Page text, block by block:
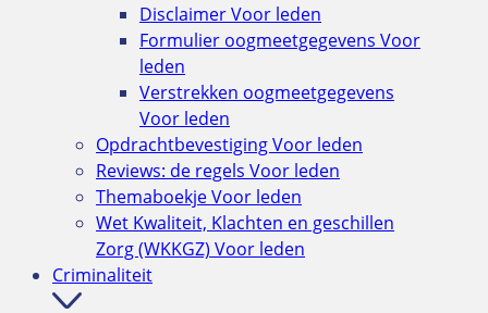
DisclaimerVoor leden
Formulier oogmeetgegevens Voor
leden
Verstrekken oogmeetgegevens
Voor leden
OpdrachtbevestigingVoor leden
Reviews: de regels Voor leden
ThemaboekjeVoor leden
Wet Kwaliteit, Klachten en geschillen
Zorg (WKKGZ) Voor leden
Criminaliteit